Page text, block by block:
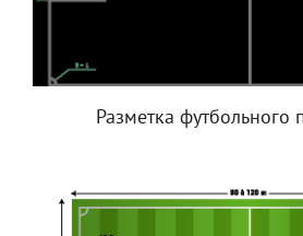
Разметка футбольного